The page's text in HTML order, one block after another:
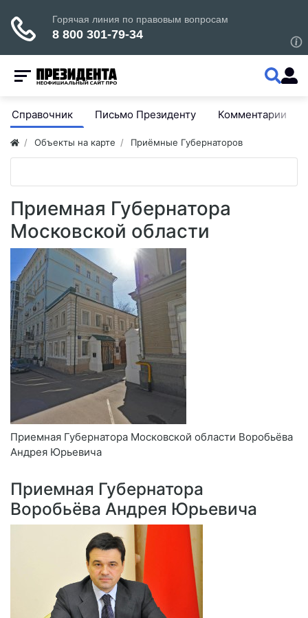
Справочник Письмо Президенту Комментарии
Объекты на карте Приёмные Губернаторов
Приемная Губернатора
Московской области
Приемная Губернатора Московской области Воробьёва
Андрея Юрьевича
Приемная Губернатора
Воробьёва Андрея Юрьевича